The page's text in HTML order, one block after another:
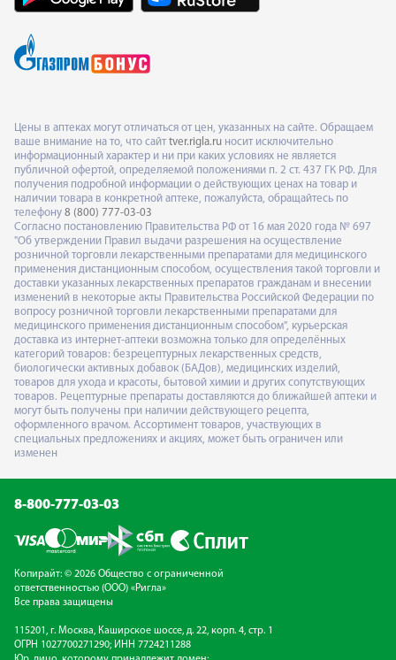
Цены в аптеках могут отличаться от цен, указанных на сайте. Обращаем
ваше внимание на то, что сайт tver.rigla.ru носит исключительно
информационный характер и ни при каких условиях не является
публичной офертой, определяемой положениями п. 2 ст. 437 ГК РФ. Для
получения подробной информации о действующих ценах на товар и
наличии товара в конкретной аптеке, пожалуйста, обращайтесь по
телефону 8 (800) 777-03-03
Согласно постановлению Правительства РФ от 16 мая 2020 года № 697
"Об утверждении Правил выдачи разрешения на осуществление
розничной торговли лекарственными препаратами для медицинского
применения дистанционным способом, осуществления такой торговли и
доставки указанных лекарственных препаратов гражданам и внесении
изменений в некоторые акты Правительства Российской Федерации по
вопросу розничной торговли лекарственными препаратами для
медицинского применения дистанционным способом", курьерская
доставка из интернет-аптеки возможна только для определённых
категорий товаров: безрецептурных лекарственных средств,
биологически активных добавок (БАДов), медицинских изделий,
товаров для ухода и красоты, бытовой химии и других сопутствующих
товаров. Рецептурные препараты доставляются до ближайшей аптеки и
могут быть получены при наличии действующего рецепта,
оформленного врачом. Ассортимент товаров, участвующих в
специальных предложениях и акциях, может быть ограничен или
изменен
8-800-777-03-03
Копирайт: © 2026 Общество с ограниченной
ответственностью (ООО) «Ригла»
Все права защищены
115201, г. Москва, Каширское шоссе, д. 22, корп. 4, стр. 1
ОГРН 1027700271290; ИНН 7724211288